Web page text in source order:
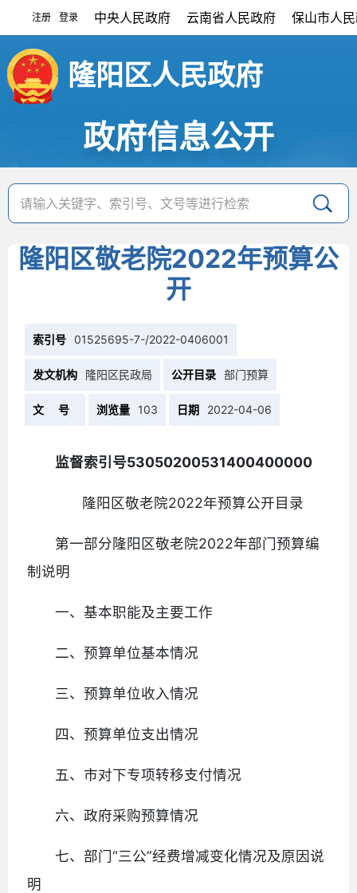
注册 登录 中央人民政府 云南省人民政府 保山市人
隆阳区人民政府
政府信息公开
隆阳区敬老院2022年预算公
开
索引号 01525695-7-/2022-0406001
发文机构 隆阳区民政局 公开目录 部门预算
文 号 浏览量 103 日期 2022-04-06
监督索引号53050200531400400000
隆阳区敬老院2022年预算公开目录
第一部分隆阳区敬老院2022年部门预算编
制说明
一、基本职能及主要工作
二、预算单位基本情况
三、预算单位收入情况
四、预算单位支出情况
五、市对下专项转移支付情况
六、政府采购预算情况
七、部门“三公”经费增减变化情况及原因说
明